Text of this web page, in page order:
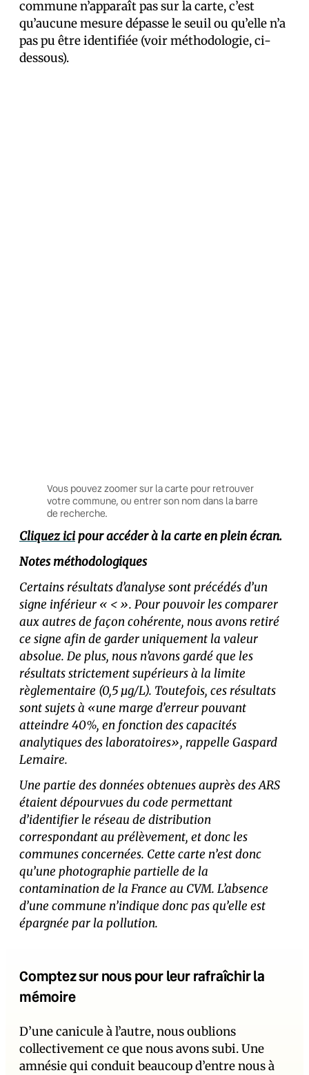
commune n’apparaît pas sur la carte, c’est
qu’aucune mesure dépasse le seuil ou qu’elle n’a
pas pu être identifiée (voir méthodologie, ci-
dessous).
Vous pouvez zoomer sur la carte pour retrouver
votre commune, ou entrer son nom dans la barre
de recherche.
Cliquez icipour accéder à la carte en plein écran.
Notes méthodologiques
Certains résultats d’analyse sont précédés d’un
signe inférieur « < ». Pour pouvoir les comparer
aux autres de façon cohérente, nous avons retiré
ce signe afin de garder uniquement la valeur
absolue. De plus, nous n’avons gardé que les
résultats strictement supérieurs à la limite
règlementaire (0,5 μg/L). Toutefois, ces résultats
sont sujets à «une marge d’erreur pouvant
atteindre 40%, en fonction des capacités
analytiques des laboratoires», rappelle Gaspard
Lemaire.
Une partie des données obtenues auprès des ARS
étaient dépourvues du code permettant
d’identifier le réseau de distribution
correspondant au prélèvement, et donc les
communes concernées. Cette carte n’est donc
qu’une photographie partielle de la
contamination de la France au CVM. L’absence
d’une commune n’indique donc pas qu’elle est
épargnée par la pollution.
Comptez sur nous pour leur rafraîchir la
mémoire
D’une canicule à l’autre, nous oublions
collectivement ce que nous avons subi. Une
amnésie qui conduit beaucoup d’entre nous à